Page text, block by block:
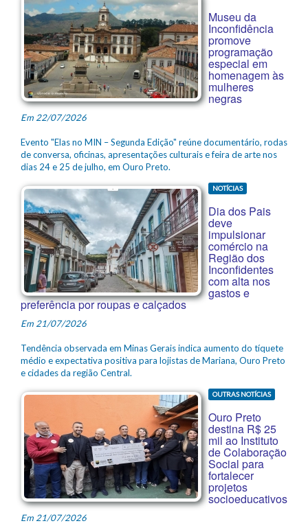
Museu da
Inconfidência
promove
programação
especial em
homenagem às
mulheres
negras
Em 22/07/2026
Evento "Elas no MIN – Segunda Edição" reúne documentário, rodas
de conversa, oficinas, apresentações culturais e feira de arte nos
dias 24 e 25 de julho, em Ouro Preto.
NOTÍCIAS
Dia dos Pais
deve
impulsionar
comércio na
Região dos
Inconfidentes
com alta nos
gastos e
preferência por roupas e calçados
Em 21/07/2026
Tendência observada em Minas Gerais indica aumento do tíquete
médio e expectativa positiva para lojistas de Mariana, Ouro Preto
e cidades da região Central.
OUTRAS NOTÍCIAS
Ouro Preto
destina R$ 25
mil ao Instituto
de Colaboração
Social para
fortalecer
projetos
socioeducativos
Em 21/07/2026